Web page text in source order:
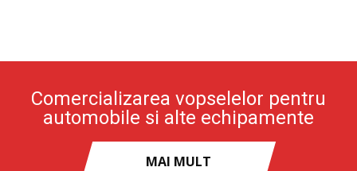
Comercializarea vopselelor pentru
automobile si alte echipamente
MAI MULT